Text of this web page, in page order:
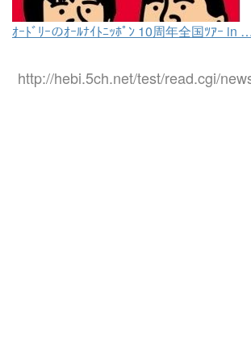
ｵｰﾄﾞﾘｰのｵｰﾙﾅｲﾄﾆｯﾎﾟﾝ 10周年全国ﾂｱｰ in
http://hebi.5ch.net/test/read.cgi/